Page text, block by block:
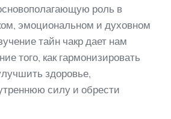
роль в
эмоциональном и духовном
тайн чакр дает нам
того, как гармонизировать
здоровье,
силу и обрести